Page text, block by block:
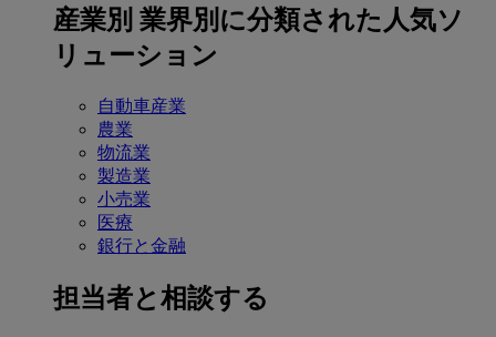
産業別 業界別に分類された人気ソ
リューション
自動車産業
農業
物流業
製造業
小売業
医療
銀行と金融
担当者と相談する